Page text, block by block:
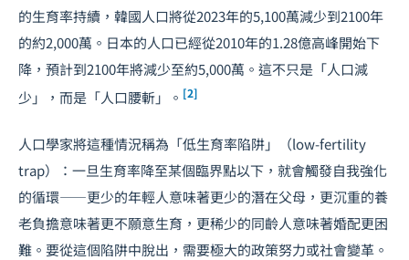
的生育率持續，韓國人口將從2023年的5,100萬減少到2100年
的約2,000萬。日本的人口已經從2010年的1.28億高峰開始下
降，預計到2100年將減少至約5,000萬。這不只是「人口減
少」，而是「人口腰斬」。 [2]
人口學家將這種情況稱為「低生育率陷阱」（low-fertility
trap）：一旦生育率降至某個臨界點以下，就會觸發自我強化
的循環——更少的年輕人意味著更少的潛在父母，更沉重的養
老負擔意味著更不願意生育，更稀少的同齡人意味著婚配更困
難。要從這個陷阱中脫出，需要極大的政策努力或社會變革。